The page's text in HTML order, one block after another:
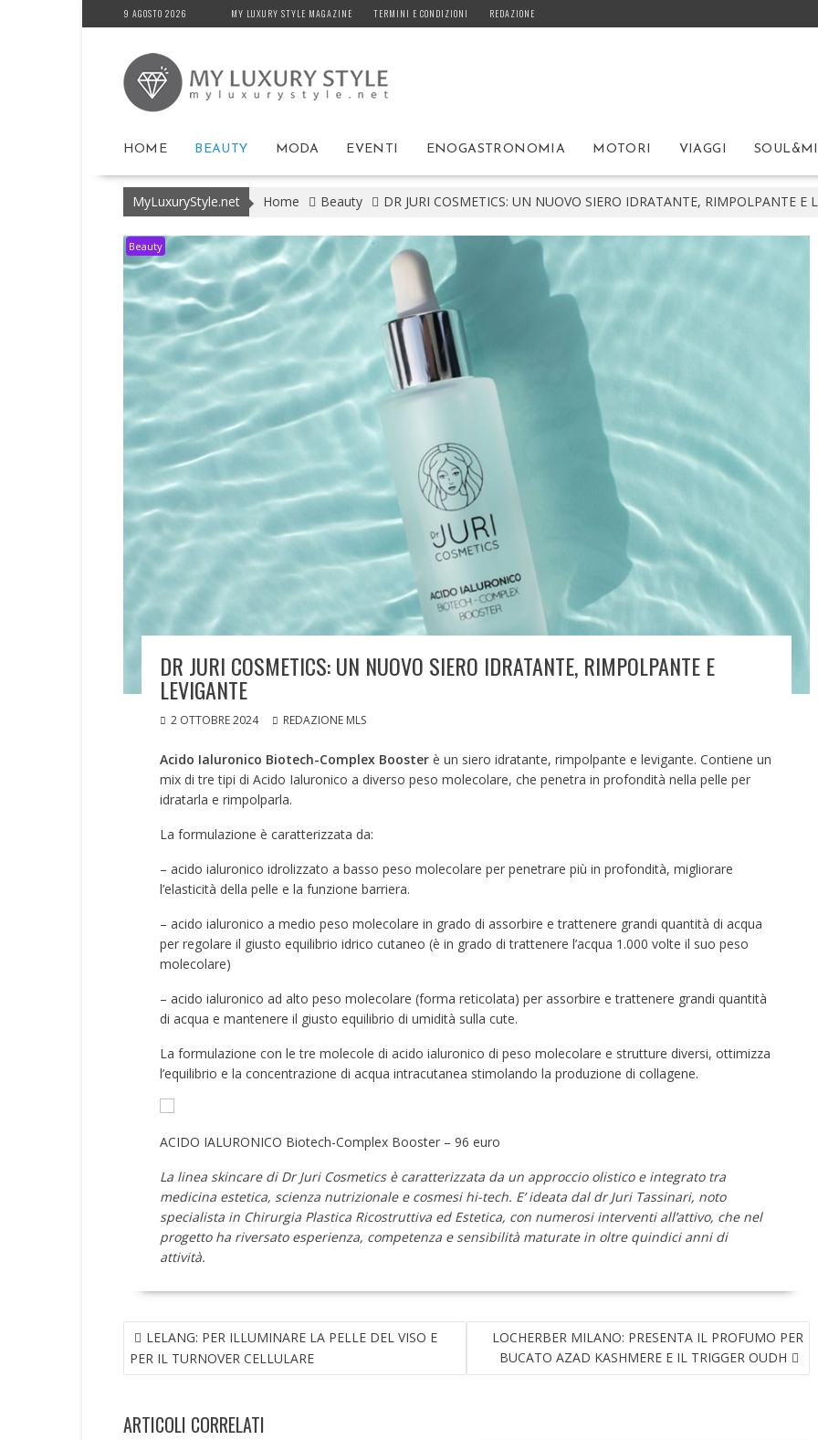
to
9 AGOSTO 2026 MY LUXURY STYLE MAGAZINE TERMINI E CONDIZIONI REDAZIONE
HOME BEAUTY MODA EVENTI ENOGASTRONOMIA MOTORI VIAGGI
MyLuxuryStyle.net Home Beauty DR JURI COSMETICS: UN NUOVO SIERO IDRATANTE, RIMPOLPANTE E
Beauty
DR JURI COSMETICS: UN NUOVO SIERO IDRATANTE, RIMPOLPANTE E
LEVIGANTE
2 OTTOBRE 2024 REDAZIONE MLS
Acido Ialuronico Biotech-Complex Boosterè un siero idratante, rimpolpante e levigante. Contiene un
mix di tre tipi di Acido Ialuronico a diverso peso molecolare, che penetra in profondità nella pelle per
idratarla e rimpolparla.
La formulazione è caratterizzata da:
– acido ialuronico idrolizzato a basso peso molecolare per penetrare più in profondità, migliorare
l’elasticità della pelle e la funzione barriera.
– acido ialuronico a medio peso molecolare in grado di assorbire e trattenere grandi quantità di acqua
per regolare il giusto equilibrio idrico cutaneo (è in grado di trattenere l’acqua 1.000 volte il suo peso
molecolare)
– acido ialuronico ad alto peso molecolare (forma reticolata) per assorbire e trattenere grandi quantità
di acqua e mantenere il giusto equilibrio di umidità sulla cute.
La formulazione con le tre molecole di acido ialuronico di peso molecolare e strutture diversi, ottimizza
l’equilibrio e la concentrazione di acqua intracutanea stimolando la produzione di collagene.
ACIDO IALURONICO Biotech-Complex Booster – 96 euro
La linea skincare di Dr Juri Cosmetics è caratterizzata da un approccio olistico e integrato tra
medicina estetica, scienza nutrizionale e cosmesi hi-tech. E’ ideata dal dr Juri Tassinari, noto
specialista in Chirurgia Plastica Ricostruttiva ed Estetica, con numerosi interventi all’attivo, che nel
progetto ha riversato esperienza, competenza e sensibilità maturate in oltre quindici anni di
attività.
NAVIGAZIONE
ARTICOLI
LELANG: PER ILLUMINARE LA PELLE DEL VISO E
PER IL TURNOVER CELLULARE
LOCHERBER MILANO: PRESENTA IL PROFUMO PER
BUCATO AZAD KASHMERE E IL TRIGGER OUDH
ARTICOLI CORRELATI